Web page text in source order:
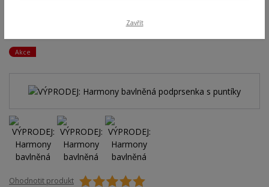
Akce
Ohodnotit produkt
Zavřít